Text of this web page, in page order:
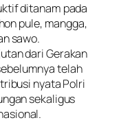
ditanam pada
pule, mangga,
sawo.
dari Gerakan
telah
nyata Polri
sekaligus